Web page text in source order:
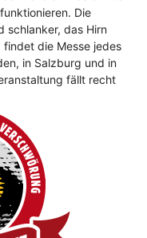
Die
schlanker, das Hirn
die Messe jedes
in Salzburg und in
fällt recht